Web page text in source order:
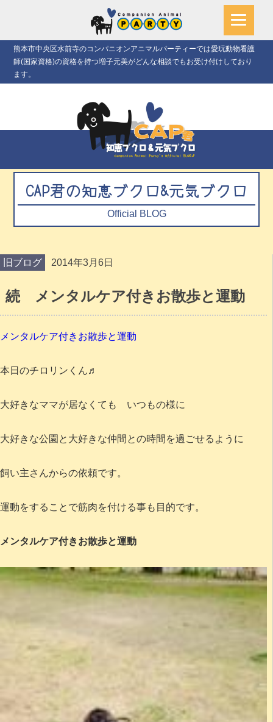
熊本市中央区水前寺のコンパニオンアニマルパーティーでは愛玩動物看護
師(国家資格)の資格を持つ増子元美がどんな相談でもお受け付けしており
ます。
CAP君の知恵ブクロ&元気ブクロ
Official BLOG
旧ブログ 2014年3月6日
続 メンタルケア付きお散歩と運動
メンタルケア付きお散歩と運動
本日のチロリンくん♬
大好きなママが居なくても いつもの様に
大好きな公園と大好きな仲間との時間を過ごせるように
飼い主さんからの依頼です。
運動をすることで筋肉を付ける事も目的です。
メンタルケア付きお散歩と運動